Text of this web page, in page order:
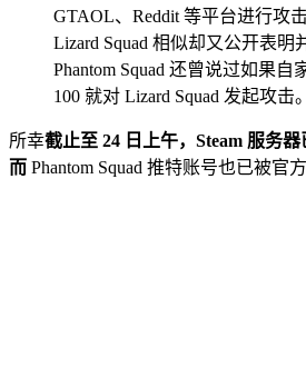
GTAOL、Reddit 等平台进行攻
Lizard Squad 相似却又公开表明
Phantom Squad 还曾说过如果自
100 就对 Lizard Squad 发起攻击。
所幸截止至 24 日上午，Steam 服务器
而 Phantom Squad 推特账号也已被官